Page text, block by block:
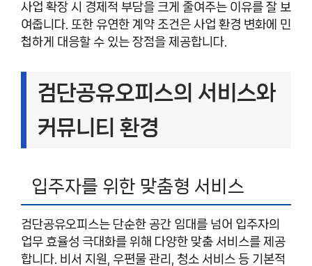
사업 확장 시 경제적 부담을 크게 줄여주는 이유를 잘 보
여줍니다. 또한 유연한 계약 조건은 사업 환경 변화에 민
첩하게 대응할 수 있는 장점을 제공합니다.
검단공유오피스의 서비스와
커뮤니티 환경
입주자를 위한 맞춤형 서비스
검단공유오피스는 단순한 공간 임대를 넘어 입주자의
업무 효율성 극대화를 위해 다양한 맞춤 서비스를 제공
합니다. 비서 지원, 우편물 관리, 청소 서비스 등 기본적